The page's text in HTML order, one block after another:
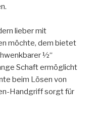
lieber mit
möchte, dem bietet
½“
Schaft ermöglicht
beim Lösen von
Handgriff sorgt für